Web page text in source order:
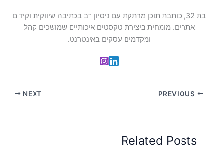
בת 32, כותבת תוכן מרתקת עם ניסיון רב בכתיבה שיווקית וקידום
אתרים. מומחית ביצירת טקסטים איכותיים שמושכים קהל
ומקדמים עסקים באינטרנט.
NEXT
Related Posts